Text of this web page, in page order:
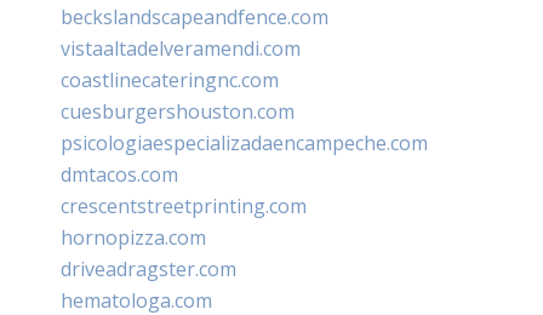
beckslandscapeandfence.com
vistaaltadelveramendi.com
coastlinecateringnc.com
cuesburgershouston.com
psicologiaespecializadaencampeche.com
dmtacos.com
crescentstreetprinting.com
hornopizza.com
driveadragster.com
hematologa.com